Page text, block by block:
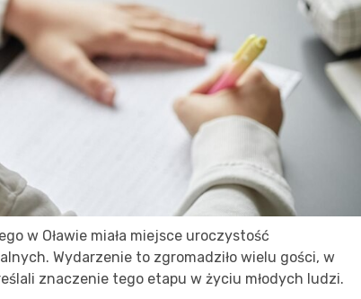
w Oławie miała miejsce uroczystość
Wydarzenie to zgromadziło wielu gości, w
znaczenie tego etapu w życiu młodych ludzi.